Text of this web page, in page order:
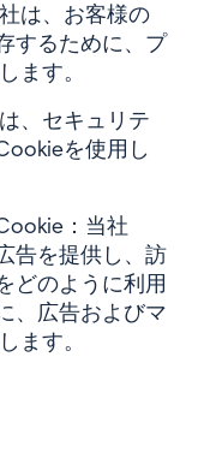
は、お客様の
するために、プ
ます。
、セキュリテ
を使用し
：当社
告を提供し、訪
どのように利用
、広告およびマ
ます。